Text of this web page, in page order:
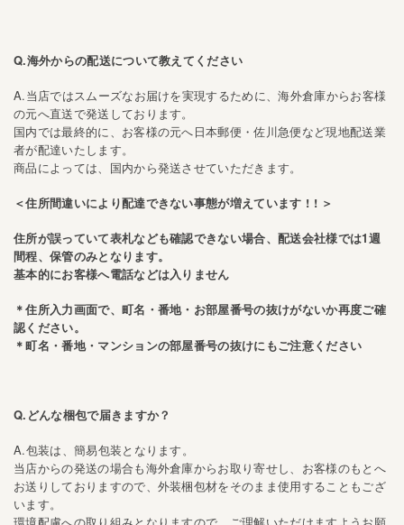
Q.海外からの配送について教えてください
A.当店ではスムーズなお届けを実現するために、海外倉庫からお客様
の元へ直送で発送しております。
国内では最終的に、お客様の元へ日本郵便・佐川急便など現地配送業
者が配達いたします。
商品によっては、国内から発送させていただきます。
＜住所間違いにより配達できない事態が増えています ! ! ＞
住所が誤っていて表札なども確認できない場合、配送会社様では1週
間程、保管のみとなります。
基本的にお客様へ電話などは入りません
＊住所入力画面で、 町名・番地・お部屋番号の抜けがないか再度ご確
認ください。
＊町名・番地・マンションの部屋番号の抜けにもご注意ください
Q.どんな梱包で届きますか？
A.包装は、簡易包装となります。
当店からの発送の場合も海外倉庫からお取り寄せし、お客様のもとへ
お送りしておりますので、外装梱包材をそのまま使用することもござ
います。